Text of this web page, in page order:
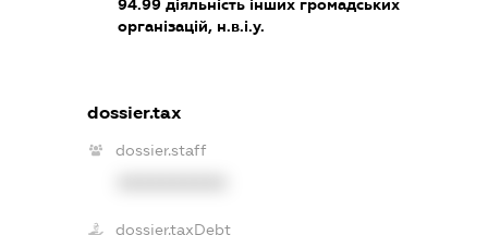
94.99діяльність інших громадських
організацій, н.в.і.у.
dossier.tax
dossier.staff
dossier.taxDebt